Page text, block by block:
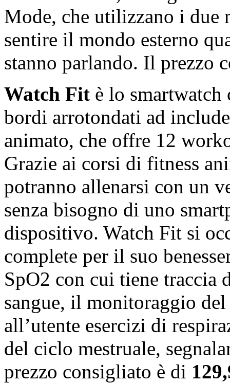
Mode, che utilizzano i due
sentire il mondo esterno
stanno parlando. Il prezzo
Watch Fit è lo smartwatch
bordi arrotondati ad
animato, che offre 12
Grazie ai corsi di fitness
potranno allenarsi con un
senza bisogno di uno
dispositivo. Watch Fit si
complete per il suo
SpO2 con cui tiene traccia
sangue, il monitoraggio
all’utente esercizi di
del ciclo mestruale,
prezzo consigliato è di